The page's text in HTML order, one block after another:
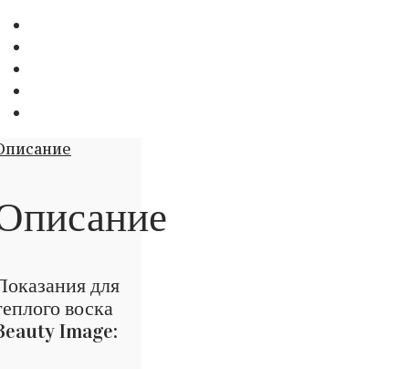
для
воска
Image: